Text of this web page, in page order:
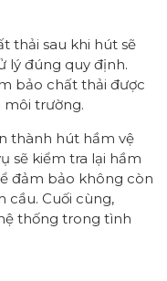
thải sau khi hút sẽ
lý đúng quy định.
bảo chất thải được
môi trường.
thành hút hầm vệ
sẽ kiểm tra lại hầm
đảm bảo không còn
cầu. Cuối cùng,
thống trong tình